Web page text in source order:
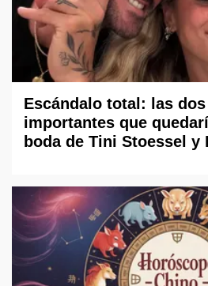
Escándalo total: las
importantes que
boda de Tini Stoessel y